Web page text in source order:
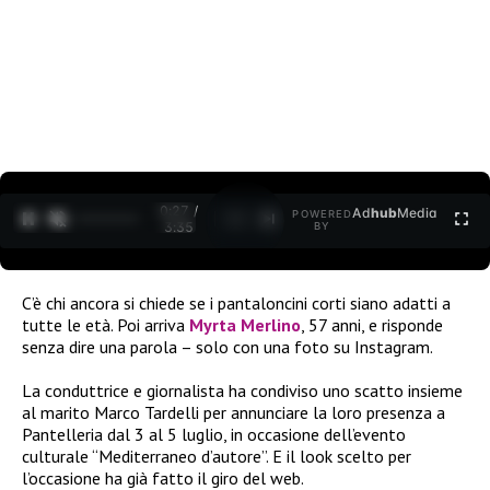
0:28 /
3:35
POWERED
BY
AdhubMedia
C’è chi ancora si chiede se i pantaloncini corti siano adatti a
tutte le età. Poi arriva Myrta Merlino , 57 anni, e risponde
senza dire una parola – solo con una foto su Instagram.
La conduttrice e giornalista ha condiviso uno scatto insieme
al marito Marco Tardelli per annunciare la loro presenza a
Pantelleria dal 3 al 5 luglio, in occasione dell’evento
culturale “Mediterraneo d’autore”. E il look scelto per
l’occasione ha già fatto il giro del web.